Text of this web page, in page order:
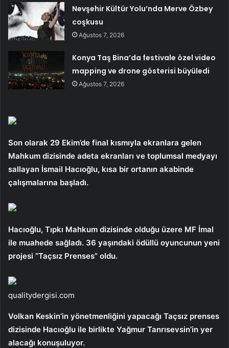
Nevşehir Kültür Yolu’nda Merve Özbey
coşkusu
Ağustos 7, 2026
Konya Taş Bina’da festivale özel video
mapping ve drone gösterisi büyüledi
Ağustos 7, 2026
Son olarak 29 Ekim’de final kısmıyla ekranlara gelen
Mahkum dizisinde adeta ekranları ve toplumsal medyayı
sallayan İsmail Hacıoğlu, kısa bir ortanın akabinde
çalışmalarına başladı.
Hacıoğlu, Tıpkı Mahkum dizisinde olduğu üzere MF İmal
ile muahede sağladı. 36 yaşındaki ödüllü oyuncunun yeni
projesi “Taçsız Prenses” oldu.
qualitydergisi.com
Volkan Keskin’in yönetmenliğini yapacağı Taçsız prenses
dizisinde Hacıoğlu ile birlikte Yağmur Tanrısevsin’in yer
alacağı konuşuluyor.